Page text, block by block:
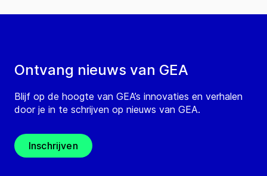
Ontvang nieuws van GEA
Blijf op de hoogte van GEA’s innovaties en verhalen
door je in te schrijven op nieuws van GEA.
Inschrijven